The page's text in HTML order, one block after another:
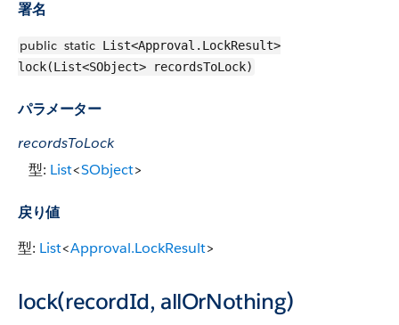
署名
public static List<Approval.LockResult>
lock(List<SObject> recordsToLock)
パラメーター
recordsToLock
型: List<SObject>
戻り値
型: List<Approval.LockResult>
lock(recordId, allOrNothing)